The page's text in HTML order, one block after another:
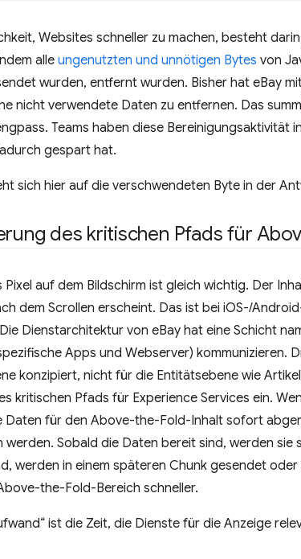
Websites schneller zu machen, besteht
alle ungenutzten und unnötigen Bytes von
wurden, entfernt wurden. Bisher hat eBay
nicht verwendete Daten zu entfernen. Das
Teams haben diese Bereinigungsaktivität
gespart hat.
sich hier auf die verschwendeten Byte in der
des kritischen Pfads für
Pixel auf dem Bildschirm ist gleich wichtig. Der
dem Scrollen erscheint. Das ist bei iOS-/
Dienstarchitektur von eBay hat eine Schicht
Apps und Webserver) kommunizieren.
konzipiert, nicht für die Entitätsebene wie
kritischen Pfads für Experience Services ein.
Daten für den Above-the-Fold-Inhalt sofort
werden. Sobald die Daten bereit sind, werden
werden in einem späteren Chunk gesendet
the-Fold-Bereich schneller.
ist die Zeit, die Dienste für die Anzeige